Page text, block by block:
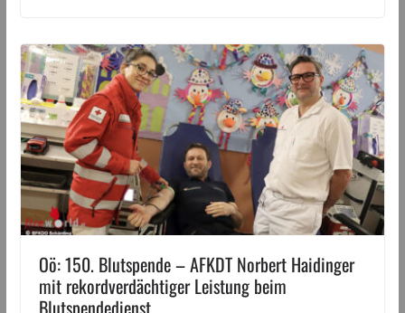
Oö: 150. Blutspende – AFKDT Norbert Haidinger
mit rekordverdächtiger Leistung beim